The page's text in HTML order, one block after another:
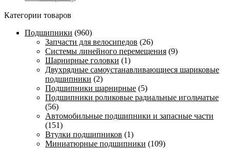
Категории товаров
Подшипники (960)
Запчасти для велосипедов (26)
Системы линейного перемещения (9)
Шарнирные головки (1)
Двухрядные самоустанавливающиеся шариковые
подшипники (2)
Подшипники шарнирные (5)
Подшипники роликовые радиальные игольчатые
(56)
Автомобильные подшипники и запасные части
(151)
Втулки подшипников (1)
Миниатюрные подшипники (109)